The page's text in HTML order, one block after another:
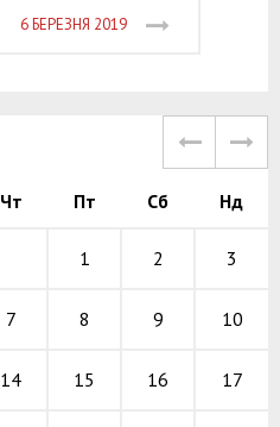
6 БЕРЕЗНЯ 2019
Чт Пт Сб Нд
1 2 3
7 8 9 10
14 15 16 17